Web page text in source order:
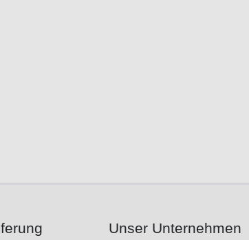
Unser Unternehmen